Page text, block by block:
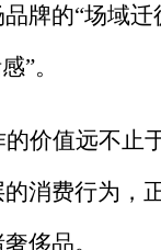
牌的“场域
”。
价值远不止
消费行为，正
侈品。